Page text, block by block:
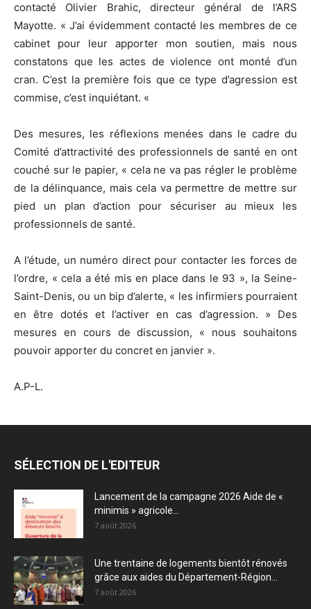
contacté Olivier Brahic, directeur général de l’ARS
Mayotte. « J’ai évidemment contacté les membres de ce
cabinet pour leur apporter mon soutien, mais nous
constatons que les actes de violence ont monté d’un
cran. C’est la première fois que ce type d’agression est
commise, c’est inquiétant. «
Des mesures, les réflexions menées dans le cadre du
Comité d’attractivité des professionnels de santé en ont
couché sur le papier, « cela ne va pas régler le problème
de la délinquance, mais cela va permettre de mettre sur
pied un plan d’action pour sécuriser au mieux les
professionnels de santé.
A l’étude, un numéro direct pour contacter les forces de
l’ordre, « cela a été mis en place dans le 93 », la Seine-
Saint-Denis, ou un bip d’alerte, « les infirmiers pourraient
en être dotés et l’activer en cas d’agression. » Des
mesures en cours de discussion, « nous souhaitons
pouvoir apporter du concret en janvier ».
A.P-L.
SÉLECTION DE L'EDITEUR
Lancement de la campagne 2026 Aide de «
minimis » agricole...
7 août 2026
Une trentaine de logements bientôt rénovés
grâce aux aides du Département-Région...
7 août 2026